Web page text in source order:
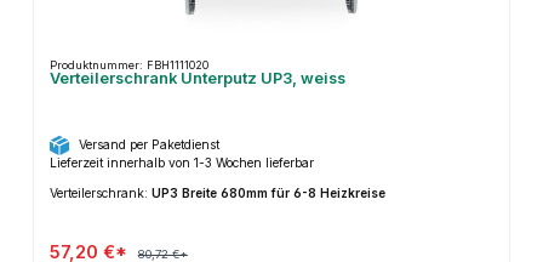
Produktnummer: FBH1111020
Verteilerschrank Unterputz UP3, weiss
Versand per Paketdienst
Lieferzeit innerhalb von 1-3 Wochen lieferbar
Verteilerschrank: UP3 Breite 680mm für 6-8 Heizkreise
57,20 €* 80,72 €*